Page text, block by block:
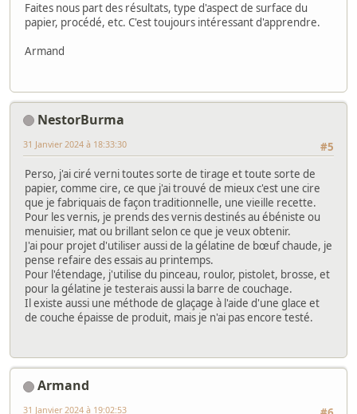
Faites nous part des résultats, type d'aspect de surface du
papier, procédé, etc. C'est toujours intéressant d'apprendre.
Armand
NestorBurma
#5
31 Janvier 2024 à 18:33:30
Perso, j'ai ciré verni toutes sorte de tirage et toute sorte de
papier, comme cire, ce que j'ai trouvé de mieux c'est une cire
que je fabriquais de façon traditionnelle, une vieille recette.
Pour les vernis, je prends des vernis destinés au ébéniste ou
menuisier, mat ou brillant selon ce que je veux obtenir.
J'ai pour projet d'utiliser aussi de la gélatine de bœuf chaude, je
pense refaire des essais au printemps.
Pour l'étendage, j'utilise du pinceau, roulor, pistolet, brosse, et
pour la gélatine je testerais aussi la barre de couchage.
Il existe aussi une méthode de glaçage à l'aide d'une glace et
de couche épaisse de produit, mais je n'ai pas encore testé.
Armand
31 Janvier 2024 à 19:02:53